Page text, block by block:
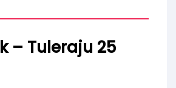
– Tuleraju 25